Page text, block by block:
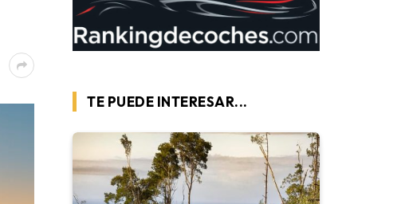
TE PUEDE INTERESAR...